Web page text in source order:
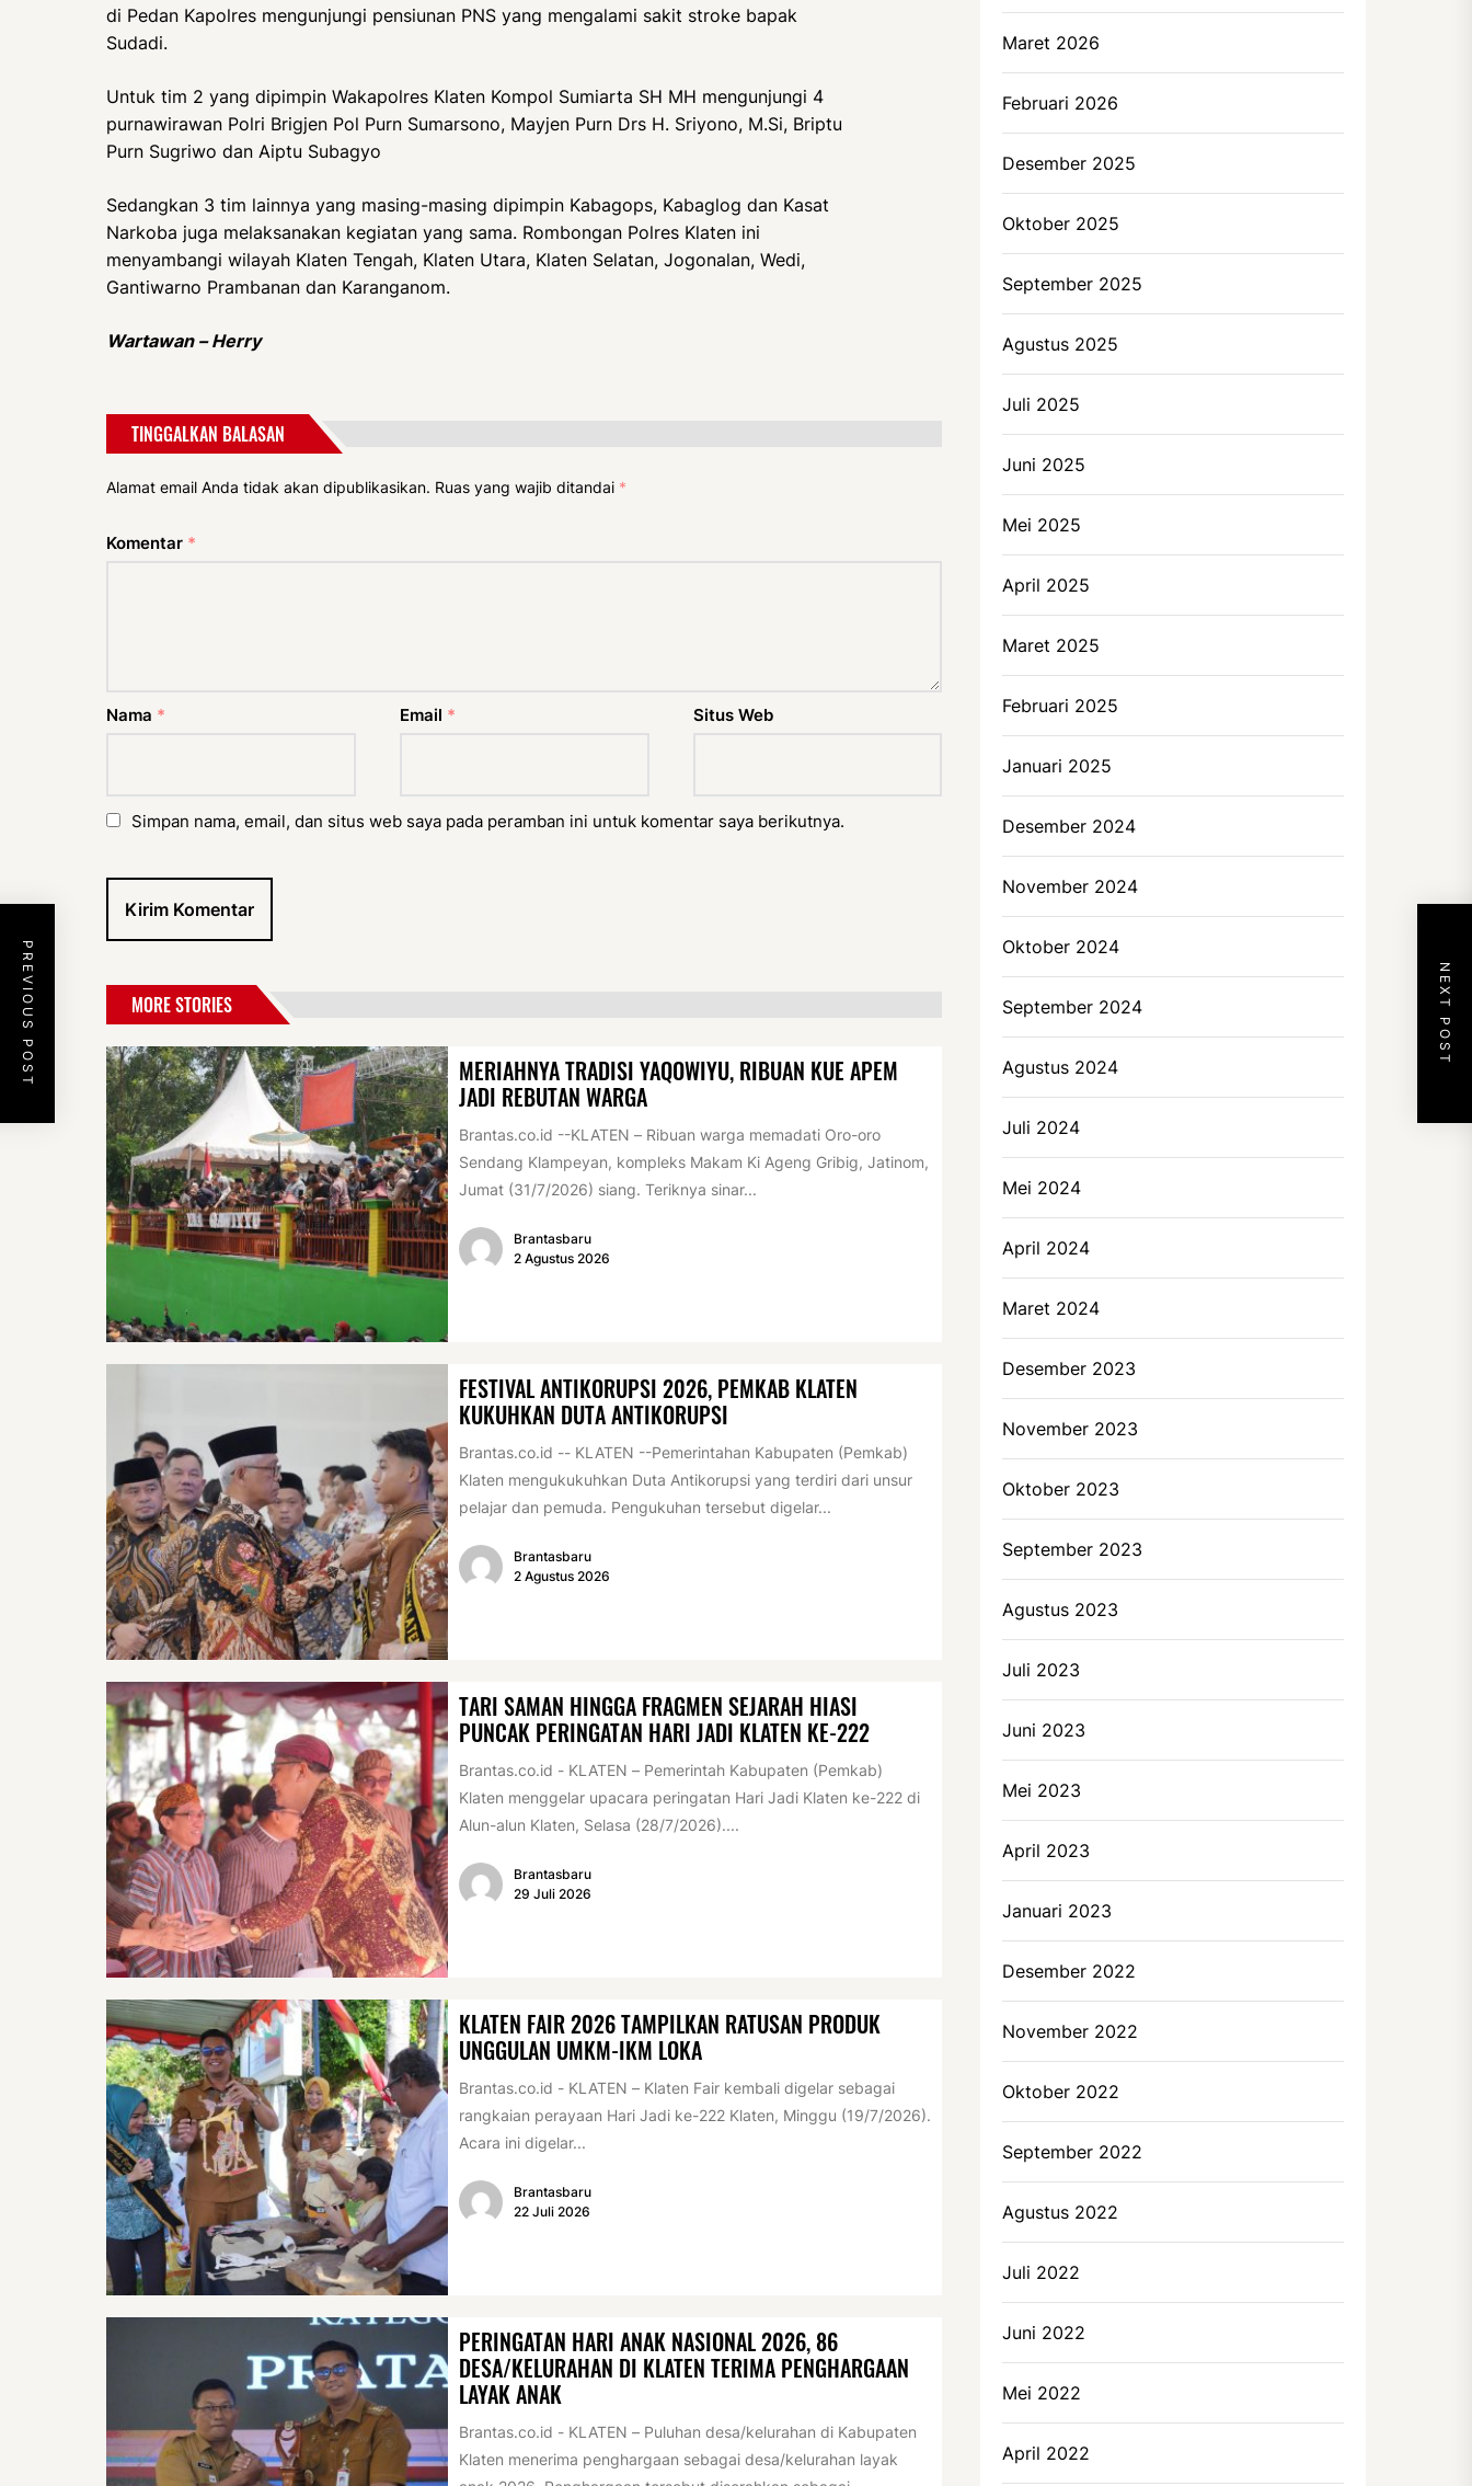
di Pedan Kapolres mengunjungi pensiunan PNS yang mengalami sakit stroke bapak
Sudadi.
Untuk tim 2 yang dipimpin Wakapolres Klaten Kompol Sumiarta SH MH mengunjungi 4
purnawirawan Polri Brigjen Pol Purn Sumarsono, Mayjen Purn Drs H. Sriyono, M.Si, Briptu
Purn Sugriwo dan Aiptu Subagyo
Sedangkan 3 tim lainnya yang masing-masing dipimpin Kabagops, Kabaglog dan Kasat
Narkoba juga melaksanakan kegiatan yang sama. Rombongan Polres Klaten ini
menyambangi wilayah Klaten Tengah, Klaten Utara, Klaten Selatan, Jogonalan, Wedi,
Gantiwarno Prambanan dan Karanganom.
Wartawan – Herry
TINGGALKAN BALASAN
Alamat email Anda tidak akan dipublikasikan. Ruas yang wajib ditandai *
Komentar *
Nama * Email * Situs Web
Simpan nama, email, dan situs web saya pada peramban ini untuk komentar saya berikutnya.
PREVIOUS POST NEXT POST
MORE STORIES
MERIAHNYA TRADISI YAQOWIYU, RIBUAN KUE APEM
JADI REBUTAN WARGA
Brantas.co.id --KLATEN – Ribuan warga memadati Oro-oro
Sendang Klampeyan, kompleks Makam Ki Ageng Gribig, Jatinom,
Jumat (31/7/2026) siang. Teriknya sinar...
Brantasbaru
2 Agustus 2026
FESTIVAL ANTIKORUPSI 2026, PEMKAB KLATEN
KUKUHKAN DUTA ANTIKORUPSI
Brantas.co.id -- KLATEN --Pemerintahan Kabupaten (Pemkab)
Klaten mengukukuhkan Duta Antikorupsi yang terdiri dari unsur
pelajar dan pemuda. Pengukuhan tersebut digelar...
Brantasbaru
2 Agustus 2026
TARI SAMAN HINGGA FRAGMEN SEJARAH HIASI
PUNCAK PERINGATAN HARI JADI KLATEN KE-222
Brantas.co.id - KLATEN – Pemerintah Kabupaten (Pemkab)
Klaten menggelar upacara peringatan Hari Jadi Klaten ke-222 di
Alun-alun Klaten, Selasa (28/7/2026)....
Brantasbaru
29 Juli 2026
KLATEN FAIR 2026 TAMPILKAN RATUSAN PRODUK
UNGGULAN UMKM-IKM LOKA
Brantas.co.id - KLATEN – Klaten Fair kembali digelar sebagai
rangkaian perayaan Hari Jadi ke-222 Klaten, Minggu (19/7/2026).
Acara ini digelar...
Brantasbaru
22 Juli 2026
PERINGATAN HARI ANAK NASIONAL 2026, 86
DESA/KELURAHAN DI KLATEN TERIMA PENGHARGAAN
LAYAK ANAK
Brantas.co.id - KLATEN – Puluhan desa/kelurahan di Kabupaten
Klaten menerima penghargaan sebagai desa/kelurahan layak
Maret 2026
Februari 2026
Desember 2025
Oktober 2025
September 2025
Agustus 2025
Juli 2025
Juni 2025
Mei 2025
April 2025
Maret 2025
Februari 2025
Januari 2025
Desember 2024
November 2024
Oktober 2024
September 2024
Agustus 2024
Juli 2024
Mei 2024
April 2024
Maret 2024
Desember 2023
November 2023
Oktober 2023
September 2023
Agustus 2023
Juli 2023
Juni 2023
Mei 2023
April 2023
Januari 2023
Desember 2022
November 2022
Oktober 2022
September 2022
Agustus 2022
Juli 2022
Juni 2022
Mei 2022
April 2022